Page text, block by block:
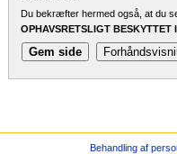
Du bekræfter hermed også, at du
OPHAVSRETSLIGT
Behandling af